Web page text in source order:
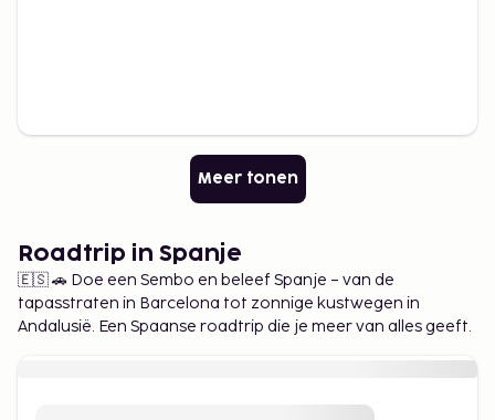
Meer tonen
Roadtrip in Spanje
🇪🇸 🚗 Doe een Sembo en beleef Spanje – van de
tapasstraten in Barcelona tot zonnige kustwegen in
Andalusië. Een Spaanse roadtrip die je meer van alles geeft.